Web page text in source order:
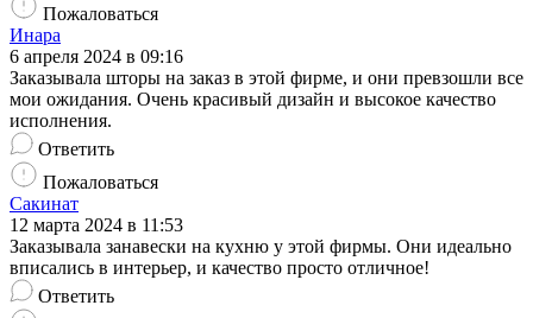
Пожаловаться
Инара
6 апреля 2024 в 09:16
Заказывала шторы на заказ в этой фирме, и они превзошли все
мои ожидания. Очень красивый дизайн и высокое качество
исполнения.
Ответить
Пожаловаться
Сакинат
12 марта 2024 в 11:53
Заказывала занавески на кухню у этой фирмы. Они идеально
вписались в интерьер, и качество просто отличное!
Ответить